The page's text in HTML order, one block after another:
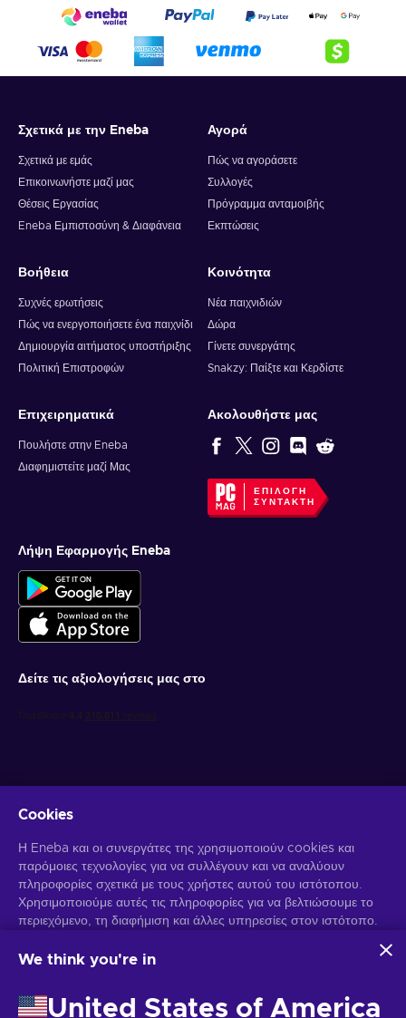
Σχετικά με την Eneba
Σχετικά με εμάς
Επικοινωνήστε μαζί μας
Θέσεις Εργασίας
Eneba Εμπιστοσύνη & Διαφάνεια
Αγορά
Πώς να αγοράσετε
Συλλογές
Πρόγραμμα ανταμοιβής
Εκπτώσεις
Βοήθεια
Συχνές ερωτήσεις
Πώς να ενεργοποιήσετε ένα παιχνίδι
Δημιουργία αιτήματος υποστήριξης
Πολιτική Επιστροφών
Κοινότητα
Νέα παιχνιδιών
Δώρα
Γίνετε συνεργάτης
Snakzy: Παίξτε και Κερδίστε
Επιχειρηματικά
Πουλήστε στην Eneba
Διαφημιστείτε μαζί Μας
Ακολουθήστε μας
ΕΠΙΛΟΓΉ
ΣΥΝΤΆΚΤΗ
Λήψη Εφαρμογής Eneba
Δείτε τις αξιολογήσεις μας στο
Λάβετε προσωποποιημένες προσφορές για παιχνίδια
Γραφτείτε συνδρομητής
Μπορείτε να απεγγραφείτε οποιαδήποτε στιγμή. Επισκεφθείτε την
Ειδοποίηση Απορρήτουγια περισσότερες πληροφορίες.
Cookies
Η Eneba και οι συνεργάτες της χρησιμοποιούν cookies και
παρόμοιες τεχνολογίες για να συλλέγουν και να αναλύουν
πληροφορίες σχετικά με τους χρήστες αυτού του ιστότοπου.
Χρησιμοποιούμε αυτές τις πληροφορίες για να βελτιώσουμε το
περιεχόμενο, τη διαφήμιση και άλλες υπηρεσίες στον ιστότοπο.
χρησιμοποιηθούν για την εξατομίκευση διαφημίσεων.
αυτών των τεχνολογιών από την Eneba και τους συνεργάτες
της. Μπορείτε να προσαρμόσετε τη συγκατάθεσή σας κάνοντας
We think you're in
United States of America